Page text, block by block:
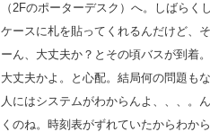
（2Fのポーターデスク）へ。しばら
ケースに札を貼ってくれるんだけど、
ーん、大丈夫か？とその頃バスが到着
大丈夫かよ。と心配。結局何の問題も
人にはシステムがわからんよ、、、。
くのね。時刻表がずれていたからわか